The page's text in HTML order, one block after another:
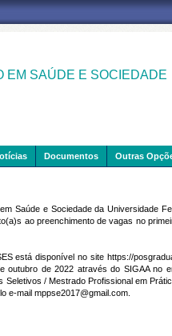
EM SAÚDE E SOCIEDADE
Documentos Outras
e Sociedade da Universidade
ao preenchimento de vagas no
está disponível no site https://
outubro de 2022 através do SIGAA no
/ Mestrado Profissional em
e-mail mppse2017@gmail.com.